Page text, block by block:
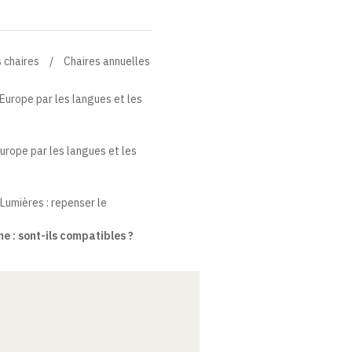
chaires Chaires annuelles
par les langues et les
par les langues et les
: repenser le
: sont-ils compatibles ?